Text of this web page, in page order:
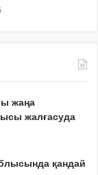
жаңа
жалғасуда
қандай